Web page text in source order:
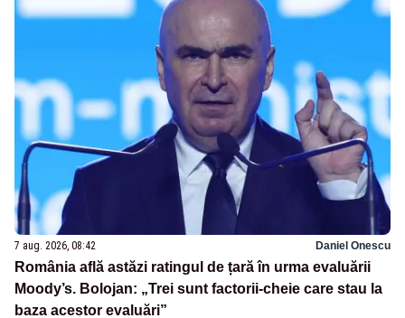
7 aug. 2026, 08:42 Daniel Onescu
România află astăzi ratingul de țară în urma evaluării
Moody’s. Bolojan: „Trei sunt factorii-cheie care stau la
baza acestor evaluări”